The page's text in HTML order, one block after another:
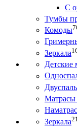
С
Тумбы
Комоды
Зеркала
Детские
Матрасы
Зеркала21